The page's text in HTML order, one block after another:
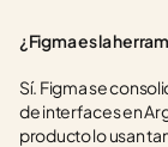
¿Figma es la
Sí. Figma se
de interfaces en
producto lo usan